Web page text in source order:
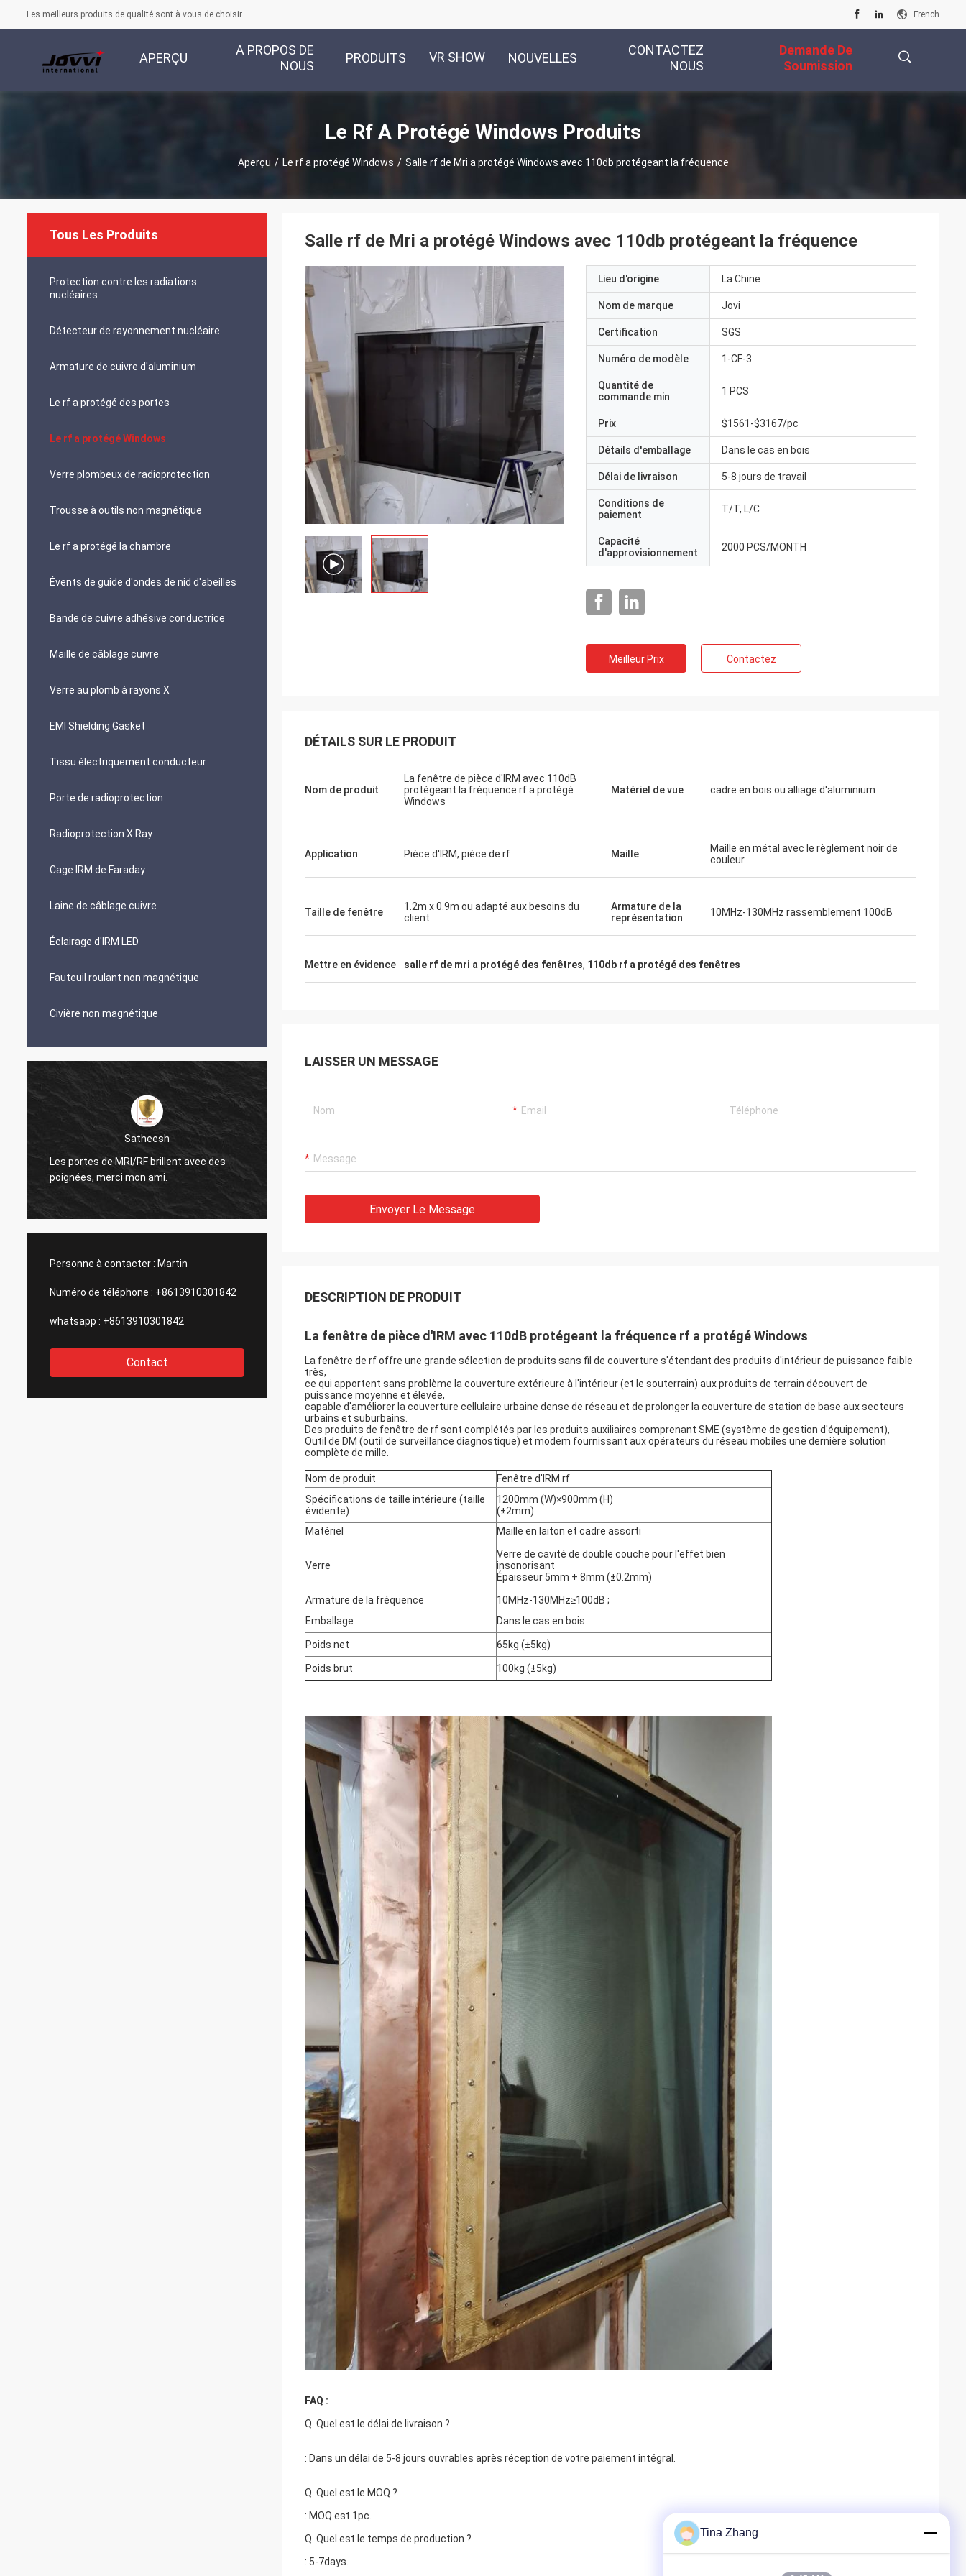
Les meilleurs produits de qualité sont à vous de choisir French
APERÇU
A PROPOS DE
NOUS
PRODUITS VR SHOW NOUVELLES
CONTACTEZ
NOUS
Demande De
Soumission
Le Rf A Protégé Windows Produits
Aperçu / Le rf a protégé Windows / Salle rf de Mri a protégé Windows avec 110db protégeant la fréquence
Tous Les Produits
Protection contre les radiations
nucléaires
Détecteur de rayonnement nucléaire
Armature de cuivre d'aluminium
Le rf a protégé des portes
Le rf a protégé Windows
Verre plombeux de radioprotection
Trousse à outils non magnétique
Le rf a protégé la chambre
Évents de guide d'ondes de nid d'abeilles
Bande de cuivre adhésive conductrice
Maille de câblage cuivre
Verre au plomb à rayons X
EMI Shielding Gasket
Tissu électriquement conducteur
Porte de radioprotection
Radioprotection X Ray
Cage IRM de Faraday
Laine de câblage cuivre
Éclairage d'IRM LED
Fauteuil roulant non magnétique
Civière non magnétique
Satheesh
Les portes de MRI/RF brillent avec des
poignées, merci mon ami.
Le conduit en laiton de nid d'abeilles
Personne à contacter : Martin
Numéro de téléphone : +8613910301842
whatsapp : +8613910301842
Contact
Salle rf de Mri a protégé Windows avec 110db protégeant la fréquence
Lieu d'origine La Chine
Nom de marque Jovi
Certification SGS
Numéro de modèle 1-CF-3
Quantité de
commande min
1 PCS
Prix $1561-$3167/pc
Détails d'emballage Dans le cas en bois
Délai de livraison 5-8 jours de travail
Conditions de
paiement
T/T, L/C
Capacité
d'approvisionnement
2000 PCS/MONTH
Meilleur Prix Contactez
DÉTAILS SUR LE PRODUIT
Nom de produit
La fenêtre de pièce d'IRM avec 110dB
protégeant la fréquence rf a protégé
Windows
Matériel de vue cadre en bois ou alliage d'aluminium
Application Pièce d'IRM, pièce de rf Maille
Maille en métal avec le règlement noir de
couleur
Taille de fenêtre
1.2m x 0.9m ou adapté aux besoins du
client
Armature de la
représentation
10MHz-130MHz rassemblement 100dB
Mettre en évidence salle rf de mri a protégé des fenêtres, 110db rf a protégé des fenêtres
LAISSER UN MESSAGE
Envoyer Le Message
DESCRIPTION DE PRODUIT
La fenêtre de pièce d'IRM avec 110dB protégeant la fréquence rf a protégé Windows
La fenêtre de rf offre une grande sélection de produits sans fil de couverture s'étendant des produits d'intérieur de puissance faible
très,
ce qui apportent sans problème la couverture extérieure à l'intérieur (et le souterrain) aux produits de terrain découvert de
puissance moyenne et élevée,
capable d'améliorer la couverture cellulaire urbaine dense de réseau et de prolonger la couverture de station de base aux secteurs
urbains et suburbains.
Des produits de fenêtre de rf sont complétés par les produits auxiliaires comprenant SME (système de gestion d'équipement),
Outil de DM (outil de surveillance diagnostique) et modem fournissant aux opérateurs du réseau mobiles une dernière solution
complète de mille.
Nom de produit
Fenêtre d'IRM rf
Spécifications de taille intérieure (taille
évidente)
1200mm (W)×900mm (H)
(±2mm)
Matériel
Maille en laiton et cadre assorti
Verre
Verre de cavité de double couche pour l'effet bien
insonorisant
Épaisseur 5mm + 8mm (±0.2mm)
Armature de la fréquence
10MHz-130MHz≥100dB ;
Emballage
Dans le cas en bois
Poids net 65kg (±5kg)
Poids brut 100kg (±5kg)
FAQ :
Q. Quel est le délai de livraison ?
: Dans un délai de 5-8 jours ouvrables après réception de votre paiement intégral.
Q. Quel est le MOQ ?
: MOQ est 1pc.
Q. Quel est le temps de production ?
: 5-7days.
Tina Zhang